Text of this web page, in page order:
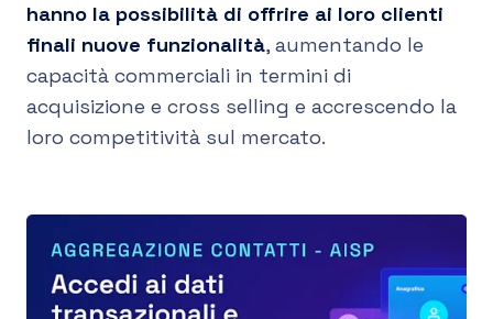
hanno la possibilità di offrire ai loro clienti
finali nuove funzionalità, aumentando le
capacità commerciali in termini di
acquisizione e cross selling e accrescendo la
loro competitività sul mercato.